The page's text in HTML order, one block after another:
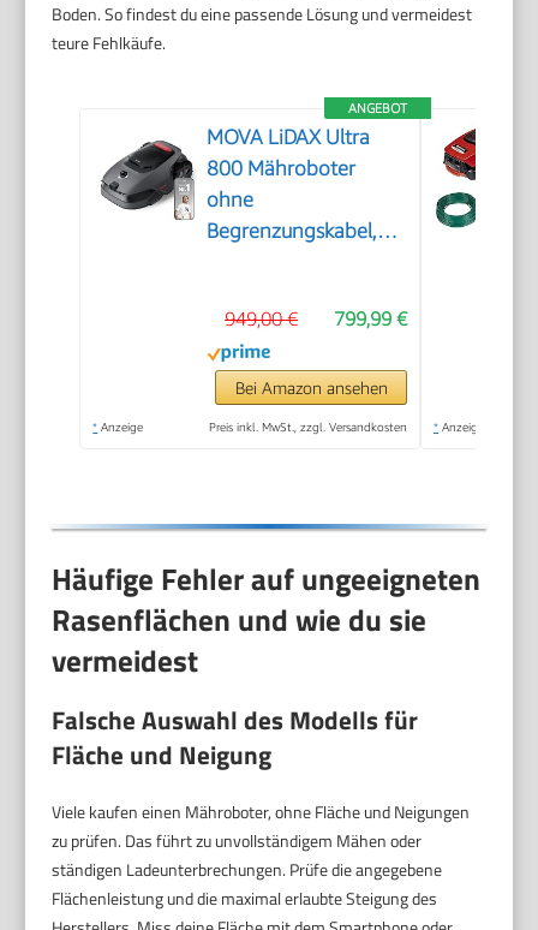
Boden. So findest du eine passende Lösung und vermeidest
teure Fehlkäufe.
ANGEBOT
MOVA LiDAX Ultra
800 Mähroboter
ohne
Begrenzungskabel,
799,99 €
949,00 €
Bei Amazon ansehen
* Anzeige Preis inkl. MwSt., zzgl. Versandkosten * Anzeige
Häufige Fehler auf ungeeigneten
Rasenflächen und wie du sie
vermeidest
Falsche Auswahl des Modells für
Fläche und Neigung
Viele kaufen einen Mähroboter, ohne Fläche und Neigungen
zu prüfen. Das führt zu unvollständigem Mähen oder
ständigen Ladeunterbrechungen. Prüfe die angegebene
Flächenleistung und die maximal erlaubte Steigung des